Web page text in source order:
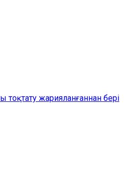
жарияланғаннан бері